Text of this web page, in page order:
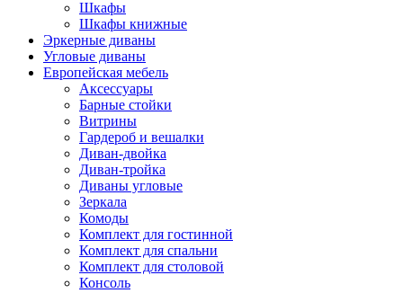
Шкафы
Шкафы книжные
Эркерные диваны
Угловые диваны
Европейская мебель
Аксессуары
Барные стойки
Витрины
Гардероб и вешалки
Диван-двойка
Диван-тройка
Диваны угловые
Зеркала
Комоды
Комплект для гостинной
Комплект для спальни
Комплект для столовой
Консоль